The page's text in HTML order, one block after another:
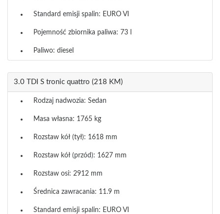
Standard emisji spalin: EURO VI
Pojemność zbiornika paliwa: 73 l
Paliwo: diesel
3.0 TDI S tronic quattro (218 KM)
Rodzaj nadwozia: Sedan
Masa własna: 1765 kg
Rozstaw kół (tył): 1618 mm
Rozstaw kół (przód): 1627 mm
Rozstaw osi: 2912 mm
Średnica zawracania: 11.9 m
Standard emisji spalin: EURO VI